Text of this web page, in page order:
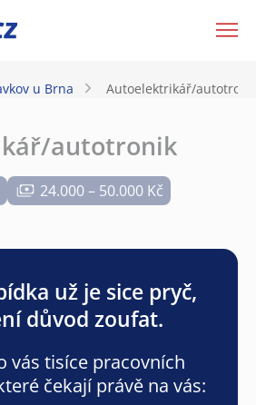
u Brna Autoelektrikář/
autotronik
24.000 – 50.000 Kč
už je sice pryč,
důvod zoufat.
vás tisíce pracovních
čekají právě na vás: